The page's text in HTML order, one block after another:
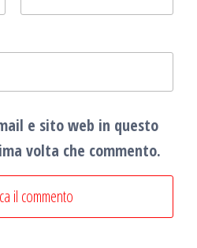
e sito web in questo
volta che commento.